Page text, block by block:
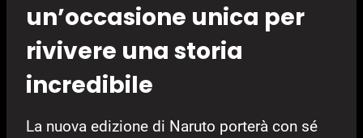
un’occasione unica per
rivivere una storia
incredibile
La nuova edizione di Naruto porterà con sé